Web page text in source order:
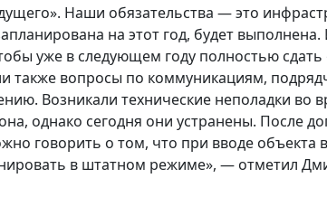
Наши обязательства — это
на этот год, будет
уже в следующем году полностью сдать
также вопросы по коммуникациям,
Возникали технические неполадки во
однако сегодня они устранены. После
говорить о том, что при вводе объекта в
в штатном режиме», — отметил